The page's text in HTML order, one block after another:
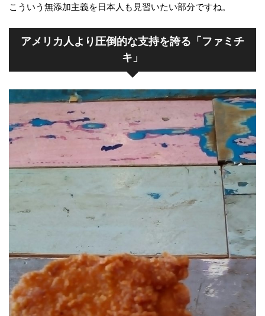
こういう無添加主義を日本人も見習いたい部分ですね。
アメリカ人より圧倒的な支持を誇る「ファミチ
キ」